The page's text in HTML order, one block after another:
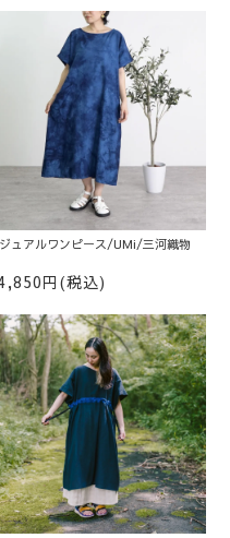
ュアルワンピース/UMi/三河織物
円(税込)